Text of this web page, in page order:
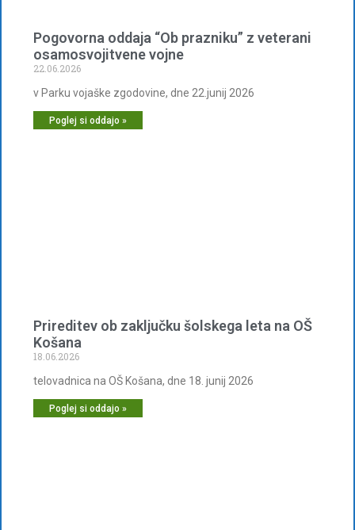
Pogovorna oddaja “Ob prazniku” z veterani
osamosvojitvene vojne
22.06.2026
v Parku vojaške zgodovine, dne 22.junij 2026
Poglej si oddajo »
Prireditev ob zaključku šolskega leta na OŠ
Košana
18.06.2026
telovadnica na OŠ Košana, dne 18. junij 2026
Poglej si oddajo »